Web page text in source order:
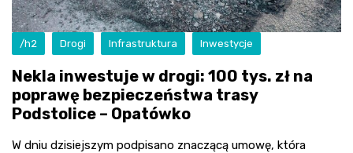
/h2 Drogi Infrastruktura Inwestycje
Nekla inwestuje w drogi: 100 tys. zł na
poprawę bezpieczeństwa trasy
Podstolice – Opatówko
W dniu dzisiejszym podpisano znaczącą umowę, która